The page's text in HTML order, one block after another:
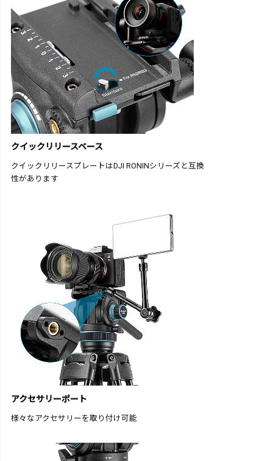
クイックリリースベース
クイックリリースプレートはDJI RONINシリーズと互換
性があります
アクセサリーポート
様々なアクセサリーを取り付け可能